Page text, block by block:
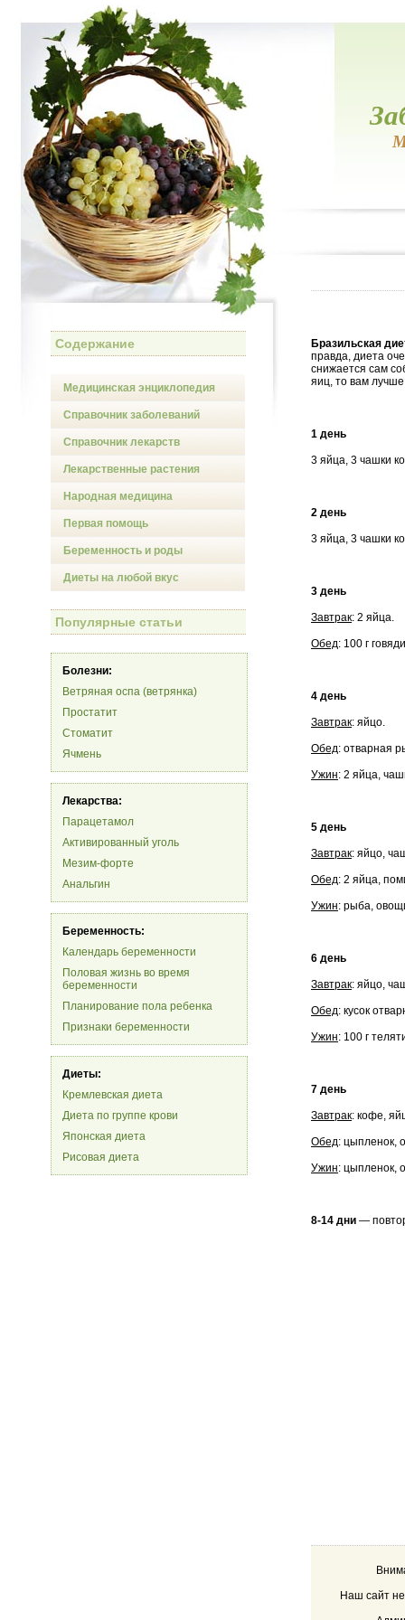
Содержание
Медицинская энциклопедия
Справочник заболеваний
Справочник лекарств
Лекарственные растения
Народная медицина
Первая помощь
Беременность и роды
Диеты на любой вкус
Популярные статьи
Болезни:
Ветряная оспа (ветрянка)
Простатит
Стоматит
Ячмень
Лекарства:
Парацетамол
Активированный уголь
Мезим-форте
Анальгин
Беременность:
Календарь беременности
Половая жизнь во время
беременности
Планирование пола ребенка
Признаки беременности
Диеты:
Кремлевская диета
Диета по группе крови
Японская диета
Рисовая диета
Бразильская
правда, диета
снижается сам
яиц, то вам лучше
1 день
3 яйца, 3 чашки
2 день
3 яйца, 3 чашки
3 день
Завтрак: 2 яйца.
Обед: 100 г
4 день
Завтрак: яйцо.
Обед: отварная
Ужин: 2 яйца,
5 день
Завтрак: яйцо,
Обед: 2 яйца,
Ужин: рыба,
6 день
Завтрак: яйцо,
Обед: кусок
Ужин: 100 г
7 день
Завтрак: кофе,
Обед: цыпленок,
Ужин: цыпленок,
8-14 дни —
Наш сайт